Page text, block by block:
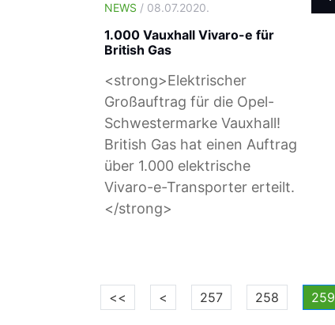
NEWS / 08.07.2020.
1.000 Vauxhall Vivaro-e für
British Gas
<strong>Elektrischer
Großauftrag für die Opel-
Schwestermarke Vauxhall!
British Gas hat einen Auftrag
über 1.000 elektrische
Vivaro-e-Transporter erteilt.
</strong>
<< < 257 258 259